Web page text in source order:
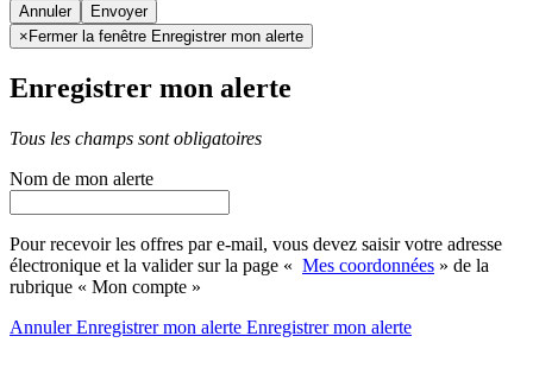
Annuler
× Fermer la fenêtre Enregistrer mon alerte
Enregistrer mon alerte
Tous les champs sont obligatoires
Nom de mon alerte
Pour recevoir les offres par e-mail, vous devez saisir votre adresse
électronique et la valider sur la page « Mes coordonnées » de la
rubrique « Mon compte »
AnnulerEnregistrer mon alerte Enregistrermon alerte